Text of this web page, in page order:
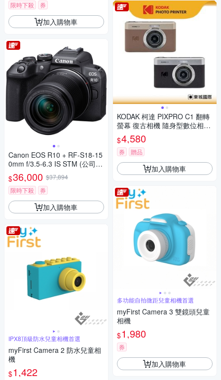
限時下殺 券
加入購物車
Canon EOS R10 + RF-S18-15
0mm f/3.5-6.3 IS STM (公司
貨)
$36,000 $37,894
限時下殺
券
加入購物車
IPX8頂級防水兒童相機首選
myFirst Camera 2 防水兒童相
機
$1,422
KODAK 柯達 PIXPRO C1 翻轉
螢幕 復古相機 隨身型數位相機
+ 32G記憶卡組
$4,580
券 贈品
加入購物車
多功能自拍微距兒童相機首選
myFirst Camera 3 雙鏡頭兒童
相機
$1,980
券
加入購物車